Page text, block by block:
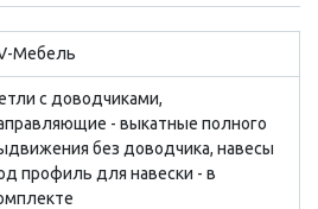
Мебель
с доводчиками,
- выкатные полного
без доводчика, навесы
профиль для навески - в